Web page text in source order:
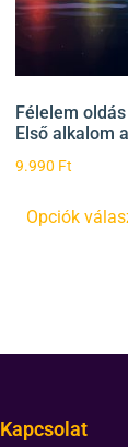
Félelem
Első alkalom
9.990 Ft
Opciók
Kapcsolat